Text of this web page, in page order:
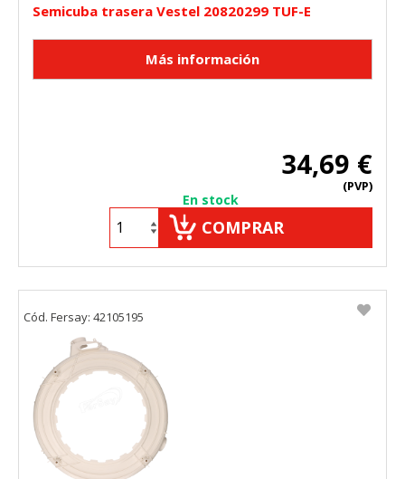
Semicuba trasera Vestel 20820299 TUF-E
34,69 €
(PVP)
En stock
COMPRAR
Cód. Fersay: 42105195